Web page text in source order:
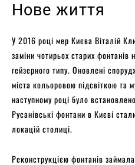
Нове життя
У 2016 році мер Києва Віталій
заміни чотирьох старих фонтанів
гейзерного типу. Оновлені
міста кольоровою підсвіткою та
наступному році було
Русанівські фонтани в Києві
локацій столиці.
Реконструкцією фонтанів